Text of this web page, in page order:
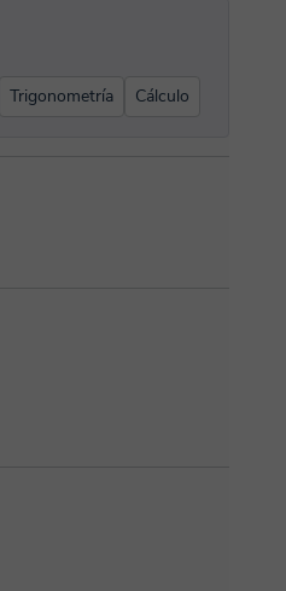
Trigonometría Cálculo